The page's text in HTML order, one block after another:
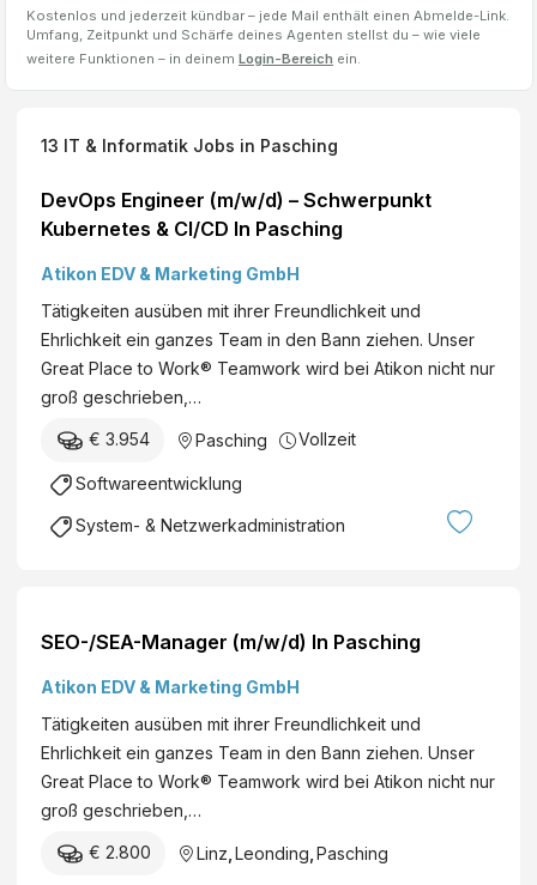
Kostenlos und jederzeit kündbar – jede Mail enthält einen Abmelde-Link.
Umfang, Zeitpunkt und Schärfe deines Agenten stellst du – wie viele
weitere Funktionen – in deinem Login-Bereich ein.
13 IT & Informatik Jobs in Pasching
DevOps Engineer (m/w/d) – Schwerpunkt
Kubernetes & CI/CD In Pasching
Atikon EDV & Marketing GmbH
Tätigkeiten ausüben mit ihrer Freundlichkeit und
Ehrlichkeit ein ganzes Team in den Bann ziehen. Unser
Great Place to Work® Teamwork wird bei Atikon nicht nur
groß geschrieben,…
€ 3.954 Pasching Vollzeit
Softwareentwicklung
System- & Netzwerkadministration
SEO-/SEA-Manager (m/w/d) In Pasching
Atikon EDV & Marketing GmbH
Tätigkeiten ausüben mit ihrer Freundlichkeit und
Ehrlichkeit ein ganzes Team in den Bann ziehen. Unser
Great Place to Work® Teamwork wird bei Atikon nicht nur
groß geschrieben,…
€ 2.800 Linz Leonding Pasching